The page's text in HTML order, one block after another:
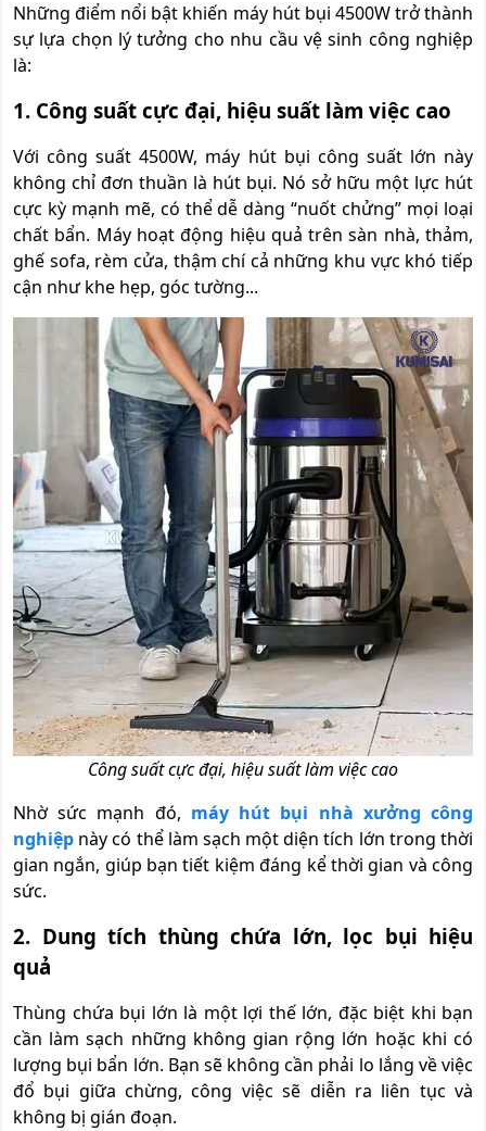
Những điểm nổi bật khiến máy hút bụi 4500W trở thành
sự lựa chọn lý tưởng cho nhu cầu vệ sinh công nghiệp
là:
1. Công suất cực đại, hiệu suất làm việc cao
Với công suất 4500W, máy hút bụi công suất lớn này
không chỉ đơn thuần là hút bụi. Nó sở hữu một lực hút
cực kỳ mạnh mẽ, có thể dễ dàng “nuốt chửng” mọi loại
chất bẩn. Máy hoạt động hiệu quả trên sàn nhà, thảm,
ghế sofa, rèm cửa, thậm chí cả những khu vực khó tiếp
cận như khe hẹp, góc tường...
Công suất cực đại, hiệu suất làm việc cao
Nhờ sức mạnh đó, máy hút bụi nhà xưởng công
nghiệp này có thể làm sạch một diện tích lớn trong thời
gian ngắn, giúp bạn tiết kiệm đáng kể thời gian và công
sức.
2. Dung tích thùng chứa lớn, lọc bụi hiệu
quả
Thùng chứa bụi lớn là một lợi thế lớn, đặc biệt khi bạn
cần làm sạch những không gian rộng lớn hoặc khi có
lượng bụi bẩn lớn. Bạn sẽ không cần phải lo lắng về việc
đổ bụi giữa chừng, công việc sẽ diễn ra liên tục và
không bị gián đoạn.